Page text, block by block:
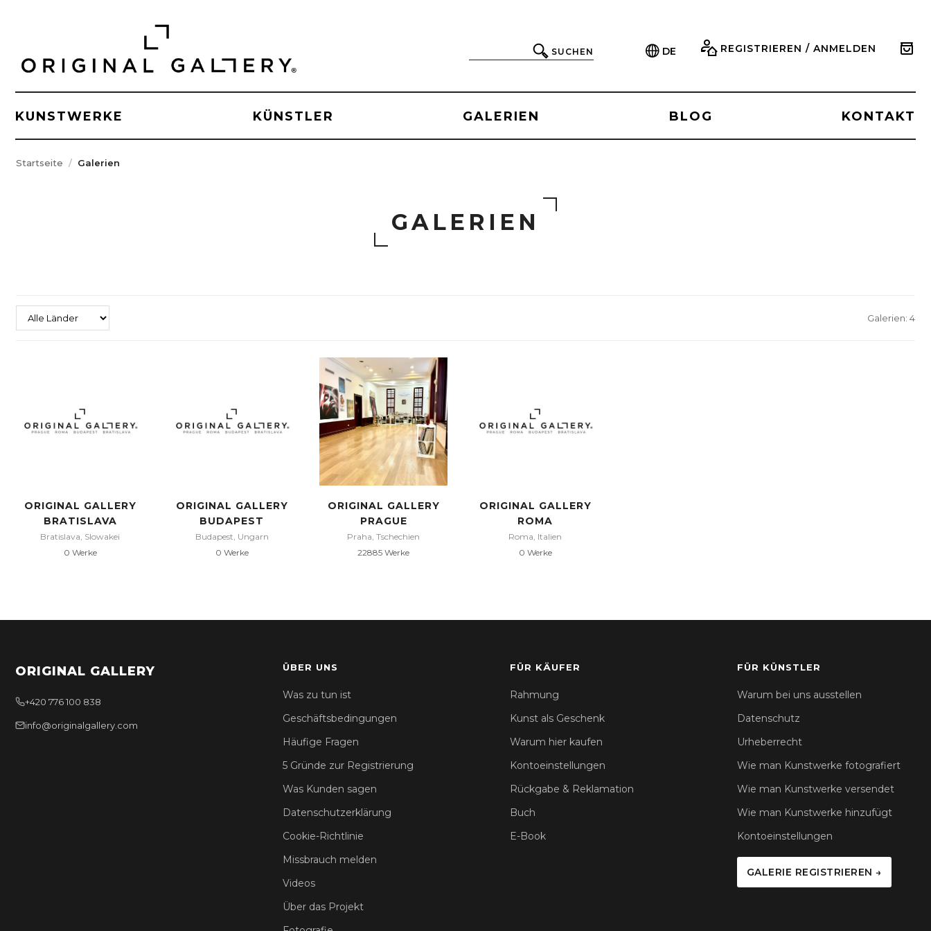
SUCHEN DE REGISTRIEREN / ANMELDEN
KUNSTWERKE KÜNSTLER GALERIEN BLOG KONTAKT
Startseite Galerien
GALERIEN
Galerien: 4
ORIGINAL GALLERY
BRATISLAVA
Bratislava, Slowakei
0 Werke
ORIGINAL GALLERY
BUDAPEST
Budapest, Ungarn
0 Werke
ORIGINAL GALLERY
PRAGUE
Praha, Tschechien
22885 Werke
ORIGINAL GALLERY
ROMA
Roma, Italien
0 Werke
ORIGINAL GALLERY
+420 776 100 838
info@originalgallery.com
ÜBER UNS
Was zu tun ist
Geschäftsbedingungen
Häufige Fragen
5 Gründe zur Registrierung
Was Kunden sagen
Datenschutzerklärung
Cookie-Richtlinie
Missbrauch melden
Videos
Über das Projekt
FÜR KÄUFER
Rahmung
Kunst als Geschenk
Warum hier kaufen
Kontoeinstellungen
Rückgabe & Reklamation
Buch
E-Book
FÜR KÜNSTLER
Warum bei uns ausstellen
Datenschutz
Urheberrecht
Wie man Kunstwerke fotografiert
Wie man Kunstwerke versendet
Wie man Kunstwerke hinzufügt
Kontoeinstellungen
GALERIE REGISTRIEREN →